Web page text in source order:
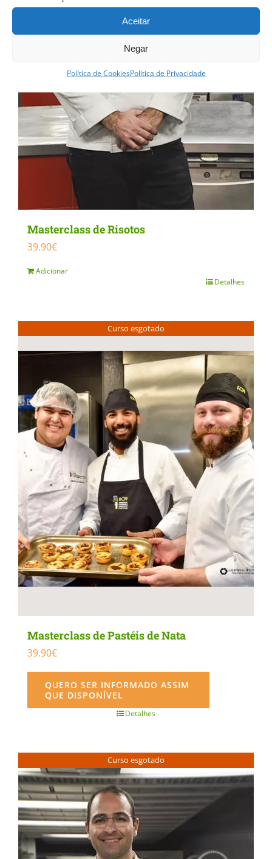
Aceitar
Negar
Política de CookiesPolítica de Privacidade
Masterclass de Risotos
39.90€
Adicionar
Detalhes
Curso esgotado
Masterclass de Pastéis de Nata
39.90€
QUERO SER INFORMADO ASSIM
QUE DISPONÍVEL
Detalhes
Curso esgotado